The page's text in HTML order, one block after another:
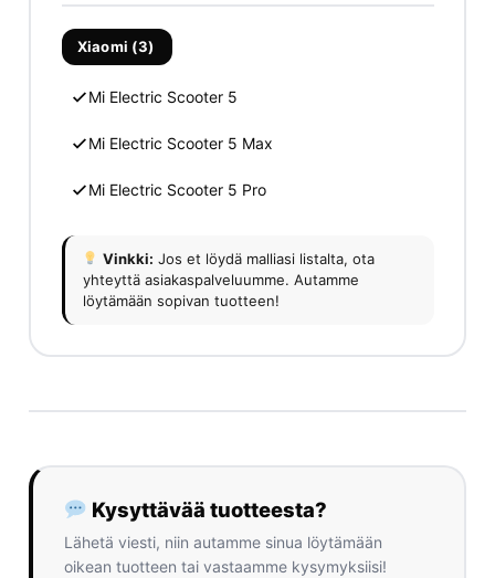
Xiaomi (3)
Mi Electric Scooter 5
Mi Electric Scooter 5 Max
Mi Electric Scooter 5 Pro
Vinkki: Jos et löydä malliasi listalta, ota
yhteyttä asiakaspalveluumme. Autamme
löytämään sopivan tuotteen!
Kysyttävää tuotteesta?
Lähetä viesti, niin autamme sinua löytämään
oikean tuotteen tai vastaamme kysymyksiisi!